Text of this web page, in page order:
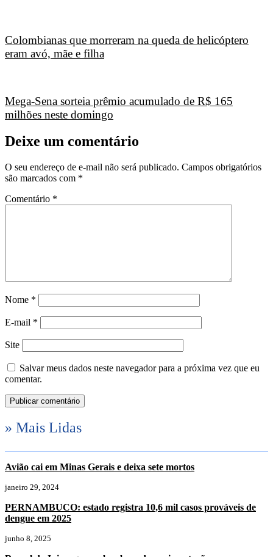
Colombianas que morreram na queda de helicóptero
eram avó, mãe e filha
Mega-Sena sorteia prêmio acumulado de R$ 165
milhões neste domingo
Deixe um comentário
O seu endereço de e-mail não será publicado. Campos obrigatórios
são marcados com *
Comentário *
Nome *
E-mail *
Site
Salvar meus dados neste navegador para a próxima vez que eu
comentar.
» Mais Lidas
Avião cai em Minas Gerais e deixa sete mortos
janeiro 29, 2024
PERNAMBUCO: estado registra 10,6 mil casos prováveis de
dengue em 2025
junho 8, 2025